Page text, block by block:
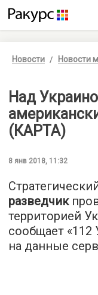
Новости Новости
Над
(КАРТА)
8 янв 2018, 11:32
разведчик
территорией
сообщает «112
на данные